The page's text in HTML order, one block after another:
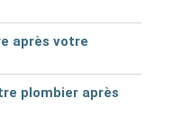
après votre
plombier après